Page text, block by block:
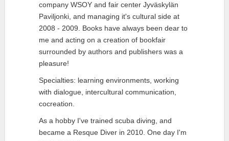
company WSOY and fair center Jyväskylän
Paviljonki, and managing it's cultural side at
2008 - 2009. Books have always been dear to
me and acting on a creation of bookfair
surrounded by authors and publishers was a
pleasure!
Specialties: learning environments, working
with dialogue, intercultural communication,
cocreation.
As a hobby I've trained scuba diving, and
became a Resque Diver in 2010. One day I'm